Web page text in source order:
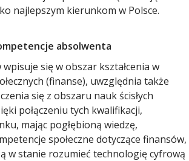
najlepszym kierunkom w Polsce.
absolwenta
się w obszar kształcenia w
(finanse), uwzględnia także
się z obszaru nauk ścisłych
połączeniu tych kwalifikacji,
mając pogłębioną wiedzę,
społeczne dotyczące finansów,
w stanie rozumieć technologię cyfrową